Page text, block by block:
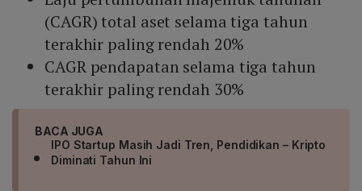
(CAGR) total aset selama tiga tahun
terakhir paling rendah 20%
CAGR pendapatan selama tiga tahun
terakhir paling rendah 30%
BACA JUGA
IPO Startup Masih Jadi Tren, Pendidikan – Kripto
Diminati Tahun Ini